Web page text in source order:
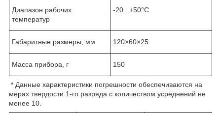
Диапазон рабочих
температур
-20...+50°С
Габаритные размеры, мм 120×60×25
Масса прибора, г 150
* Данные характеристики погрешности обеспечиваются на
мерах твердости 1-го разряда с количеством усреднений не
менее 10.